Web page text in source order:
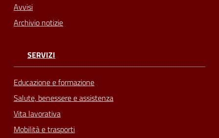
Avvisi
Archivio notizie
SERVIZI
Educazione e formazione
Salute, benessere e assistenza
Vita lavorativa
Mobilità e trasporti